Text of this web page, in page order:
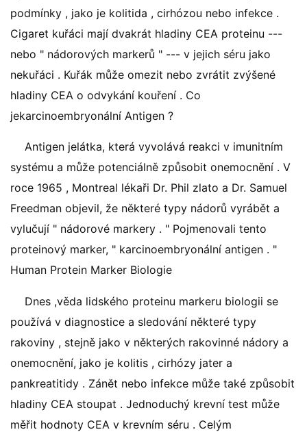
podmínky , jako je kolitida , cirhózou nebo infekce .
Cigaret kuřáci mají dvakrát hladiny CEA proteinu ---
nebo " nádorových markerů " --- v jejich séru jako
nekuřáci . Kuřák může omezit nebo zvrátit zvýšené
hladiny CEA o odvykání kouření . Co
jekarcinoembryonální Antigen ?
Antigen jelátka, která vyvolává reakci v imunitním
systému a může potenciálně způsobit onemocnění . V
roce 1965 , Montreal lékaři Dr. Phil zlato a Dr. Samuel
Freedman objevil, že některé typy nádorů vyrábět a
vylučují " nádorové markery . " Pojmenovali tento
proteinový marker, " karcinoembryonální antigen . "
Human Protein Marker Biologie
Dnes ,věda lidského proteinu markeru biologii se
používá v diagnostice a sledování některé typy
rakoviny , stejně jako v některých rakovinné nádory a
onemocnění, jako je kolitis , cirhózy jater a
pankreatitidy . Zánět nebo infekce může také způsobit
hladiny CEA stoupat . Jednoduchý krevní test může
měřit hodnoty CEA v krevním séru . Celým